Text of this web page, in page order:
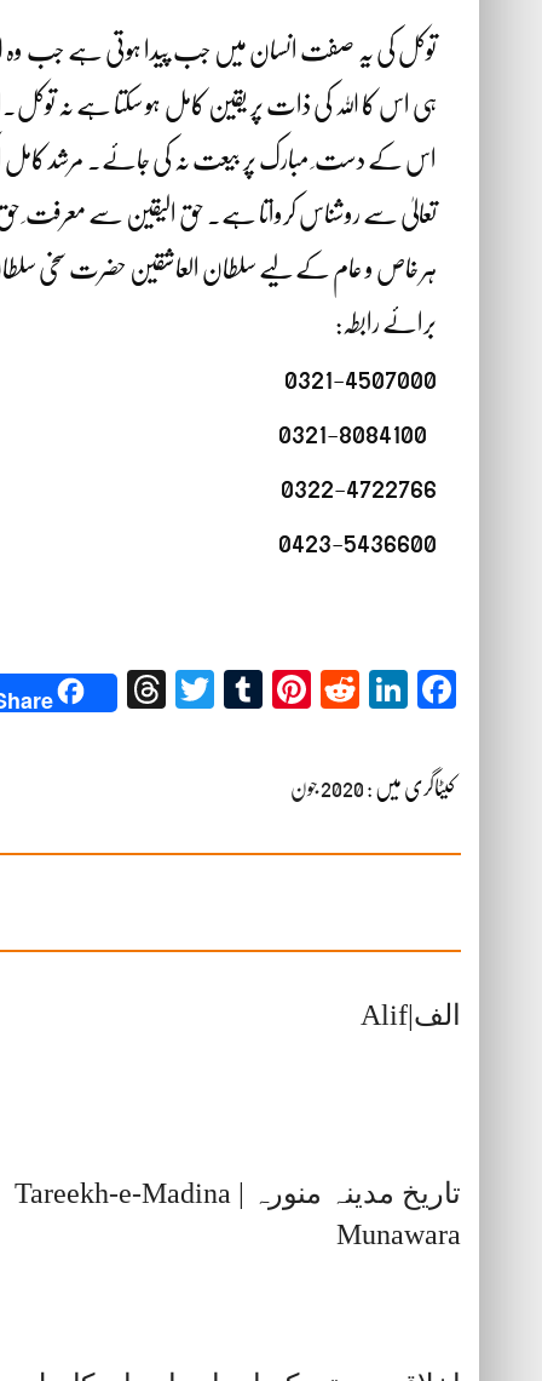
توکل کی یہ صفت انسان میں جب پیدا ہوتی ہے جب وہ
ہی اس کا اللہ کی ذات پر یقین کامل ہو سکتا ہے نہ
اس کے دست ِ مبارک پر بیعت نہ کی جائے۔ مرشد کامل
تعالیٰ سے روشناس کرواتا ہے۔ حق الیقین سے معرفت ِ حق
ہر خاص و عام کے لیے سلطان العاشقین حضرت سخی سلطان
برائے رابطہ:
0321-4507000
0322-4722766
0423-5436600
Facebook
LinkedIn
Reddit
Pinterest
Tumblr
Twitter
Threads
کیٹاگری میں : 2020 جون
الف|Alif
تاریخ مدینہ منورہ | Tareekh-e-Madina
Munawara